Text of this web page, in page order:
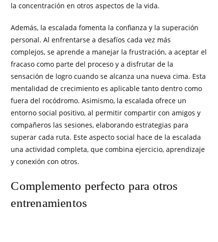
la concentración en otros aspectos de la vida.
Además, la escalada fomenta la confianza y la superación
personal. Al enfrentarse a desafíos cada vez más
complejos, se aprende a manejar la frustración, a aceptar el
fracaso como parte del proceso y a disfrutar de la
sensación de logro cuando se alcanza una nueva cima. Esta
mentalidad de crecimiento es aplicable tanto dentro como
fuera del rocódromo. Asimismo, la escalada ofrece un
entorno social positivo, al permitir compartir con amigos y
compañeros las sesiones, elaborando estrategias para
superar cada ruta. Este aspecto social hace de la escalada
una actividad completa, que combina ejercicio, aprendizaje
y conexión con otros.
Complemento perfecto para otros
entrenamientos